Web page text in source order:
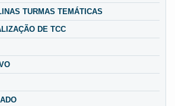
TURMAS TEMÁTICAS
DE TCC